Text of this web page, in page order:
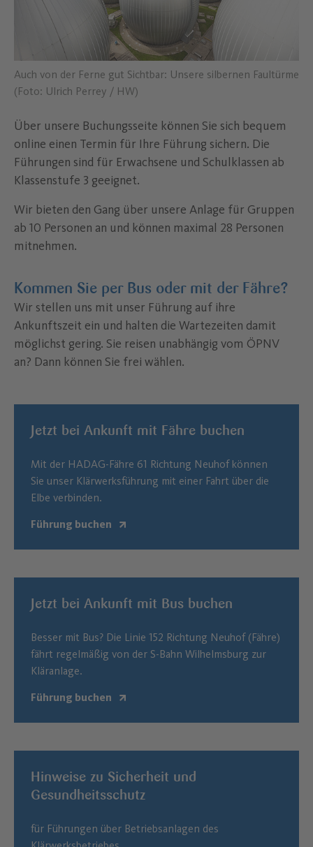
Auch von der Ferne gut Sichtbar: Unsere silbernen Faultürme
(Foto: Ulrich Perrey / HW)
Über unsere Buchungsseite können Sie sich bequem
online einen Termin für Ihre Führung sichern. Die
Führungen sind für Erwachsene und Schulklassen ab
Klassenstufe 3 geeignet.
Wir bieten den Gang über unsere Anlage für Gruppen
ab 10 Personen an und können maximal 28 Personen
mitnehmen.
Kommen Sie per Bus oder mit der Fähre?
Wir stellen uns mit unser Führung auf ihre
Ankunftszeit ein und halten die Wartezeiten damit
möglichst gering. Sie reisen unabhängig vom ÖPNV
an? Dann können Sie frei wählen.
Jetzt bei Ankunft mit Fähre buchen
Mit der HADAG-Fähre 61 Richtung Neuhof können
Sie unser Klärwerksführung mit einer Fahrt über die
Elbe verbinden.
Führung buchen
Jetzt bei Ankunft mit Bus buchen
Besser mit Bus? Die Linie 152 Richtung Neuhof (Fähre)
fährt regelmäßig von der S-Bahn Wilhelmsburg zur
Kläranlage.
Führung buchen
Hinweise zu Sicherheit und
Gesundheitsschutz
für Führungen über Betriebsanlagen des